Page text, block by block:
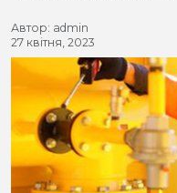
Головна
Війна
Новини
Кримінал
Автор: admin
27 квітня, 2023